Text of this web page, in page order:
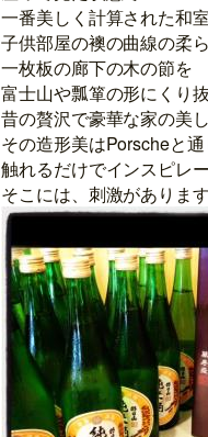
一番美しく計算された和室
子供部屋の襖の曲線の柔ら
一枚板の廊下の木の節を
富士山や瓢箪の形にくり抜
昔の贅沢で豪華な家の美
その造形美はPorscheと
触れるだけでインスピレ
そこには、刺激がありま